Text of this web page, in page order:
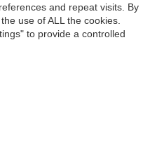
and repeat visits. By
use of ALL the cookies.
to provide a controlled